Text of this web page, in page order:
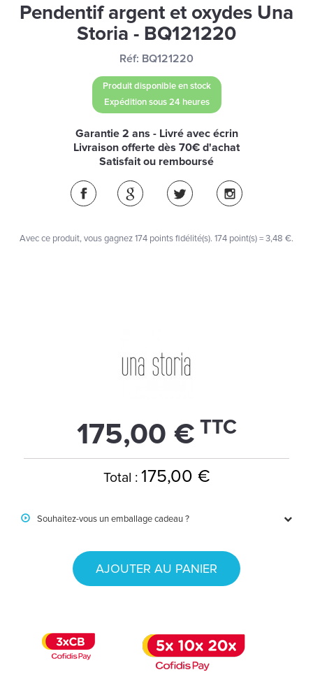
Pendentif argent et oxydes Una
Storia - BQ121220
Réf: BQ121220
Produit disponible en stock
Expédition sous 24 heures
Garantie 2 ans - Livré avec écrin
Livraison offerte dès 70€ d'achat
Satisfait ou remboursé
Avec ce produit, vous gagnez174 points fidélité(s). 174 point(s) =3,48 €.
175,00 € TTC
Total : 175,00 €
Souhaitez-vous un emballage cadeau ?
AJOUTER AU PANIER